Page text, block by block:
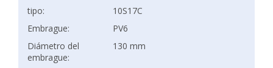
tipo:
10S17C
Embrague:
PV6
Diámetro del
embrague:
130 mm